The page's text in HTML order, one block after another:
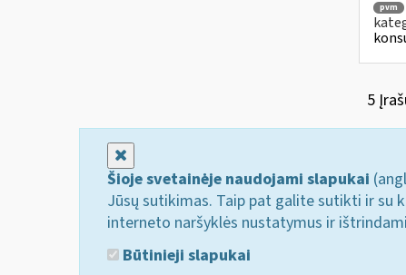
pvm
5
Šioje svetainėje naudojami slapukai
Jūsų sutikimas. Taip pat galite sutikti ir su
interneto naršyklės nustatymus ir
Būtinieji slapukai